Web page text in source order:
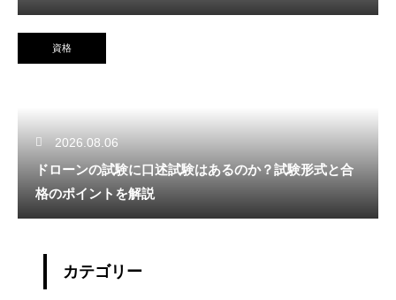
資格
2026.08.06
ドローンの試験に口述試験はあるのか？試験形式と合
格のポイントを解説
カテゴリー